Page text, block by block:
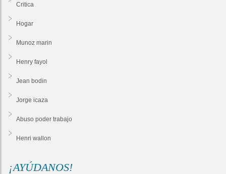
Critica
Hogar
Munoz marin
Henry fayol
Jean bodin
Jorge icaza
Abuso poder trabajo
Henri wallon
¡AYÚDANOS!